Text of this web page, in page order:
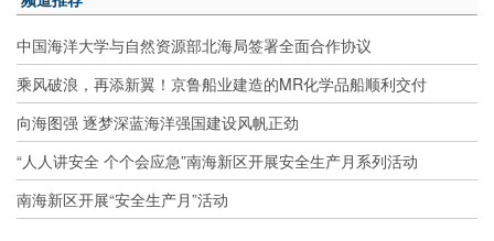
中国海洋大学与自然资源部北海局签署全面合作协议
乘风破浪，再添新翼！京鲁船业建造的MR化学品船顺利交付
向海图强 逐梦深蓝海洋强国建设风帆正劲
“人人讲安全 个个会应急”南海新区开展安全生产月系列活动
南海新区开展“安全生产月”活动